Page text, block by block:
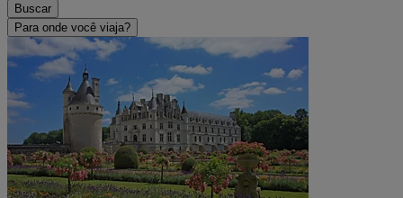
Buscar
Para onde você viaja?